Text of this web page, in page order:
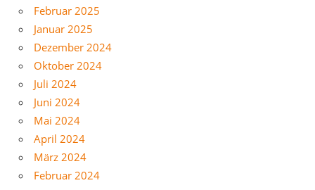
Februar 2025
Januar 2025
Dezember 2024
Oktober 2024
Juli 2024
Juni 2024
Mai 2024
April 2024
März 2024
Februar 2024